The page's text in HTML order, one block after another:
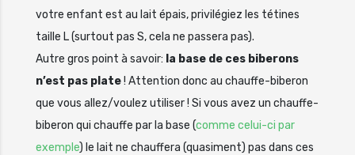
votre enfant est au lait épais, privilégiez les tétines
taille L (surtout pas S, cela ne passera pas).
Autre gros point à savoir: la base de ces biberons
n’est pas plate! Attention donc au chauffe-biberon
que vous allez/voulez utiliser ! Si vous avez un chauffe-
biberon qui chauffe par la base (comme celui-ci par
exemple) le lait ne chauffera (quasiment) pas dans ces